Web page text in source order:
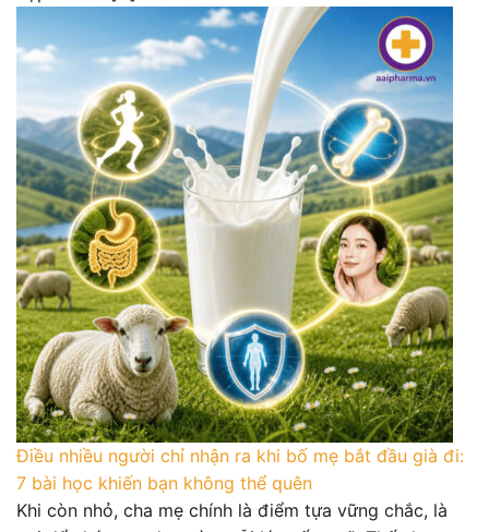
Điều nhiều người chỉ nhận ra khi bố mẹ bắt đầu già đi:
7 bài học khiến bạn không thể quên
Khi còn nhỏ, cha mẹ chính là điểm tựa vững chắc, là